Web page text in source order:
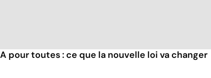
pour toutes : ce que la nouvelle loi va changer